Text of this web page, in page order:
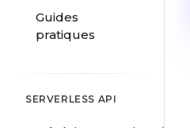
Guides
pratiques
SERVERLESS API